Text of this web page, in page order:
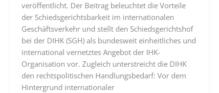
veröffentlicht. Der Beitrag beleuchtet die Vorteile
der Schiedsgerichtsbarkeit im internationalen
Geschäftsverkehr und stellt den Schiedsgerichtshof
bei der DIHK (SGH) als bundesweit einheitliches und
international vernetztes Angebot der IHK-
Organisation vor. Zugleich unterstreicht die DIHK
den rechtspolitischen Handlungsbedarf: Vor dem
Hintergrund internationaler